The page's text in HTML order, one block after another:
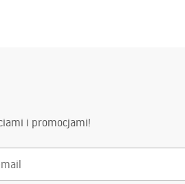
i promocjami!